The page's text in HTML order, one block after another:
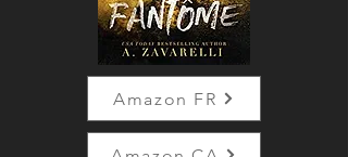
Amazon FR